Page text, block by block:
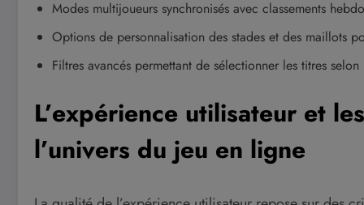
Modes multijoueurs synchronisés avec classements
Options de personnalisation des stades et des maillots
Filtres avancés permettant de sélectionner les titres
L’expérience utilisateur et
l’univers du jeu en ligne